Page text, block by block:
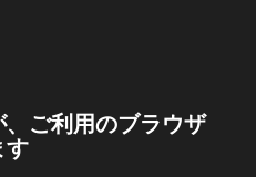
ご利用のブラウザ
す